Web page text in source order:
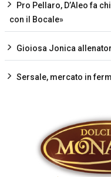
Pro Pellaro, D’Aleo fa
con il Bocale»
Gioiosa Jonica
Sersale, mercato in